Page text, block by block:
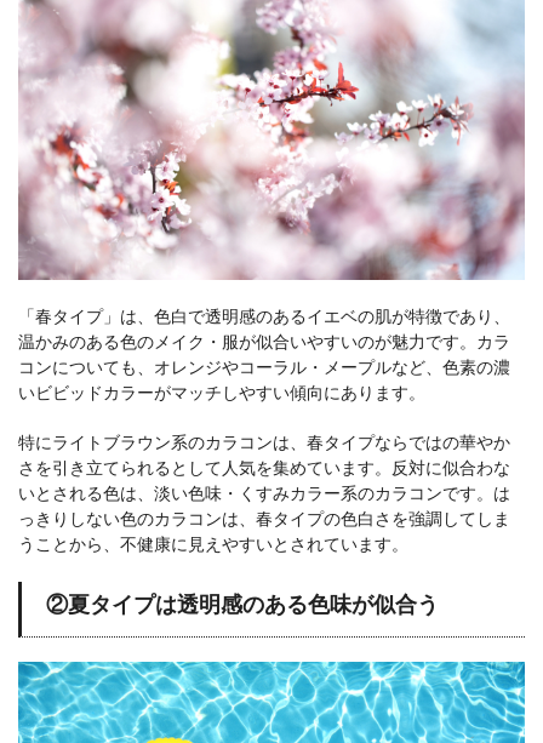
「春タイプ」は、色白で透明感のあるイエベの肌が特徴であり、
温かみのある色のメイク・服が似合いやすいのが魅力です。カラ
コンについても、オレンジやコーラル・メープルなど、色素の濃
いビビッドカラーがマッチしやすい傾向にあります。
特にライトブラウン系のカラコンは、春タイプならではの華やか
さを引き立てられるとして人気を集めています。反対に似合わな
いとされる色は、淡い色味・くすみカラー系のカラコンです。は
っきりしない色のカラコンは、春タイプの色白さを強調してしま
うことから、不健康に見えやすいとされています。
②夏タイプは透明感のある色味が似合う